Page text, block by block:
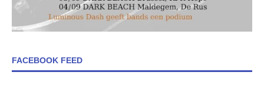
FACEBOOK FEED